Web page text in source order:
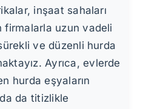
inşaat sahaları
firmalarla uzun vadeli
ve düzenli hurda
Ayrıca, evlerde
hurda eşyaların
da titizlikle